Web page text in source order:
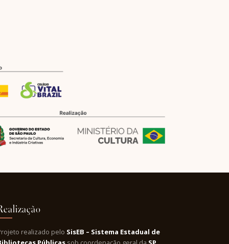
realizado pelo SisEB – Sistema Estadual de